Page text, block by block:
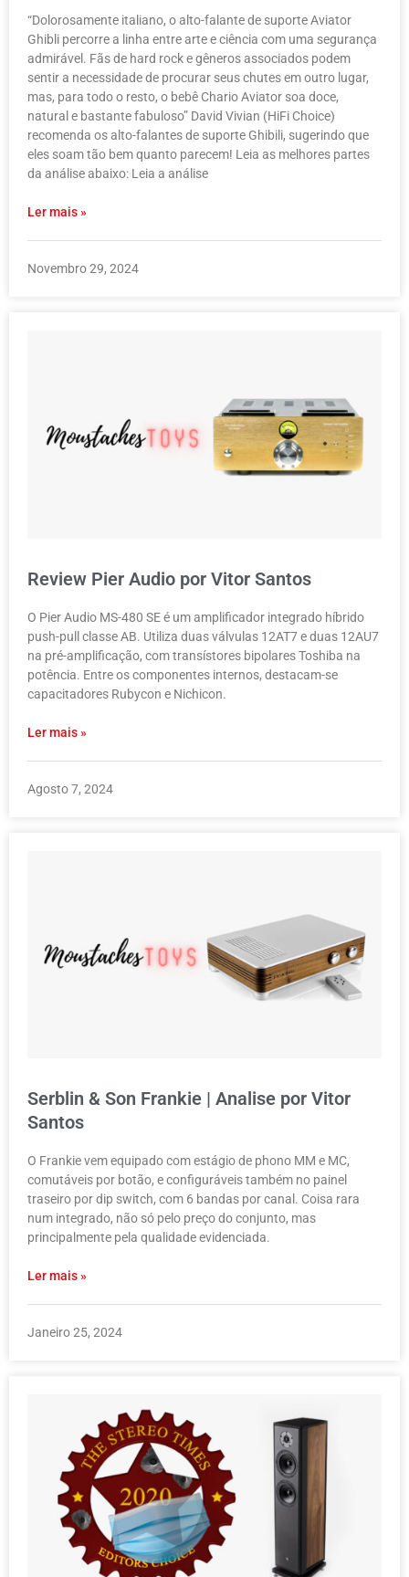
“Dolorosamente italiano, o alto-falante de suporte Aviator
Ghibli percorre a linha entre arte e ciência com uma segurança
admirável. Fãs de hard rock e gêneros associados podem
sentir a necessidade de procurar seus chutes em outro lugar,
mas, para todo o resto, o bebê Chario Aviator soa doce,
natural e bastante fabuloso” David Vivian (HiFi Choice)
recomenda os alto-falantes de suporte Ghibili, sugerindo que
eles soam tão bem quanto parecem! Leia as melhores partes
da análise abaixo: Leia a análise
Ler mais »
Novembro 29, 2024
Review Pier Audio por Vitor Santos
O Pier Audio MS-480 SE é um amplificador integrado híbrido
push-pull classe AB. Utiliza duas válvulas 12AT7 e duas 12AU7
na pré-amplificação, com transístores bipolares Toshiba na
potência. Entre os componentes internos, destacam-se
capacitadores Rubycon e Nichicon.
Ler mais »
Agosto 7, 2024
Serblin & Son Frankie | Analise por Vitor
Santos
O Frankie vem equipado com estágio de phono MM e MC,
comutáveis por botão, e configuráveis também no painel
traseiro por dip switch, com 6 bandas por canal. Coisa rara
num integrado, não só pelo preço do conjunto, mas
principalmente pela qualidade evidenciada.
Ler mais »
Janeiro 25, 2024